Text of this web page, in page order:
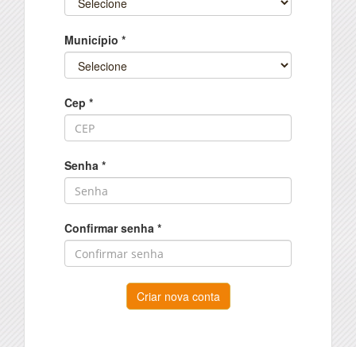
Município *
Cep *
Senha *
Confirmar senha *
Criar nova conta